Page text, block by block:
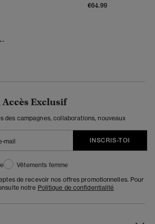
€64.99
Exclusif
des campagnes, collaborations, nouveaux
INSCRIS-TOI
Vêtements femme
de recevoir nos offres promotionnelles. Pour
notre Politique de confidentialité